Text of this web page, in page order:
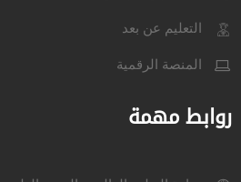
التعليم عن بعد
المنصة الرقمية
روابط مهمة